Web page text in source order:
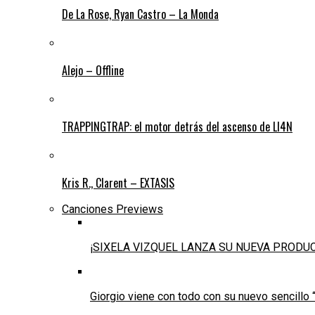
De La Rose, Ryan Castro – La Monda
Alejo – Offline
TRAPPINGTRAP: el motor detrás del ascenso de LI4N
Kris R., Clarent – EXTASIS
Canciones Previews
¡SIXELA VIZQUEL LANZA SU NUEVA
Giorgio viene con todo con su nuevo sencillo